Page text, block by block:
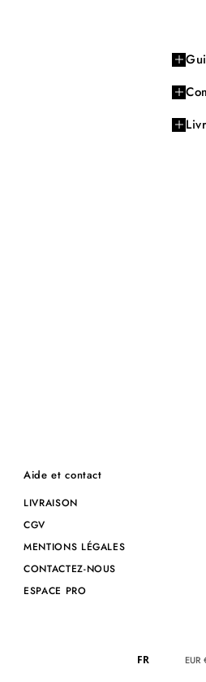
Aide et contact
LIVRAISON
CGV
MENTIONS LÉGALES
CONTACTEZ-NOUS
ESPACE PRO
FR EUR